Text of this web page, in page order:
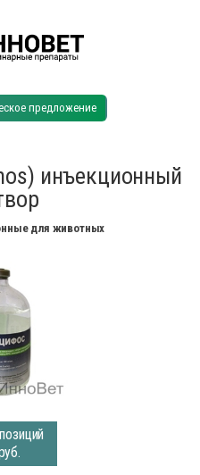
предложение
инъекционный
для животных